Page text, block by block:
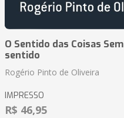
O Sentido das Coisas Sem
sentido
Rogério Pinto de Oliveira
IMPRESSO
R$ 46,95